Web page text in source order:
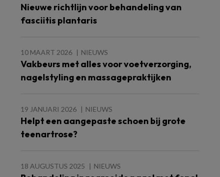
Nieuwe richtlijn voor behandeling van
fasciitis plantaris
10 MAART 2026 NIEUWS
Vakbeurs met alles voor voetverzorging,
nagelstyling en massagepraktijken
19 JANUARI 2026 NIEUWS
Helpt een aangepaste schoen bij grote
teenartrose?
18 AUGUSTUS 2025 NIEUWS